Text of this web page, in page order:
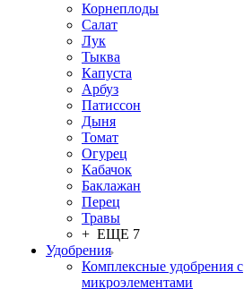
Корнеплоды
Салат
Лук
Тыква
Капуста
Арбуз
Патиссон
Дыня
Томат
Огурец
Кабачок
Баклажан
Перец
Травы
+ ЕЩЕ 7
Удобрения
Комплексные удобрения с
микроэлементами